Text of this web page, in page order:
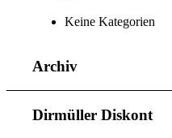
Keine Kategorien
Archiv
Dirmüller Diskont